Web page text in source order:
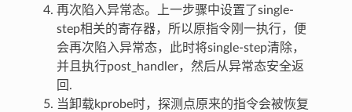
再次陷入异常态。上一步骤中设置了single-
step相关的寄存器，所以原指令刚一执行，便
会再次陷入异常态，此时将single-step清除，
并且执行post_handler，然后从异常态安全返
回.
当卸载kprobe时，探测点原来的指令会被恢复